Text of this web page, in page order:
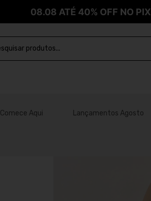
08.08 ATÉ 40% OFF NO PIX
Comece Aqui Lançamentos Agosto